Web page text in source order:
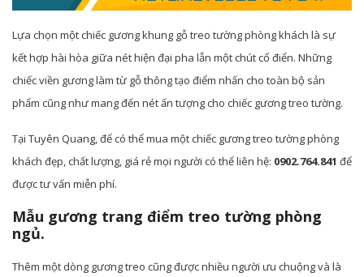
Lựa chọn một chiếc gương khung gỗ treo tường phòng khách là sự
kết hợp hài hòa giữa nét hiện đại pha lẫn một chút cổ điển. Những
chiếc viền gương làm từ gỗ thông tạo điểm nhấn cho toàn bộ sản
phẩm cũng như mang đến nét ấn tượng cho chiếc gương treo tường.
Tại Tuyên Quang, để có thể mua một chiếc gương treo tường phòng
khách đẹp, chất lượng, giá rẻ mọi người có thể liên hệ: 0902.764.841 để
được tư vấn miễn phí.
Mẫu gương trang điểm treo tường phòng
ngủ.
Thêm một dòng gương treo cũng được nhiều người ưu chuộng và là